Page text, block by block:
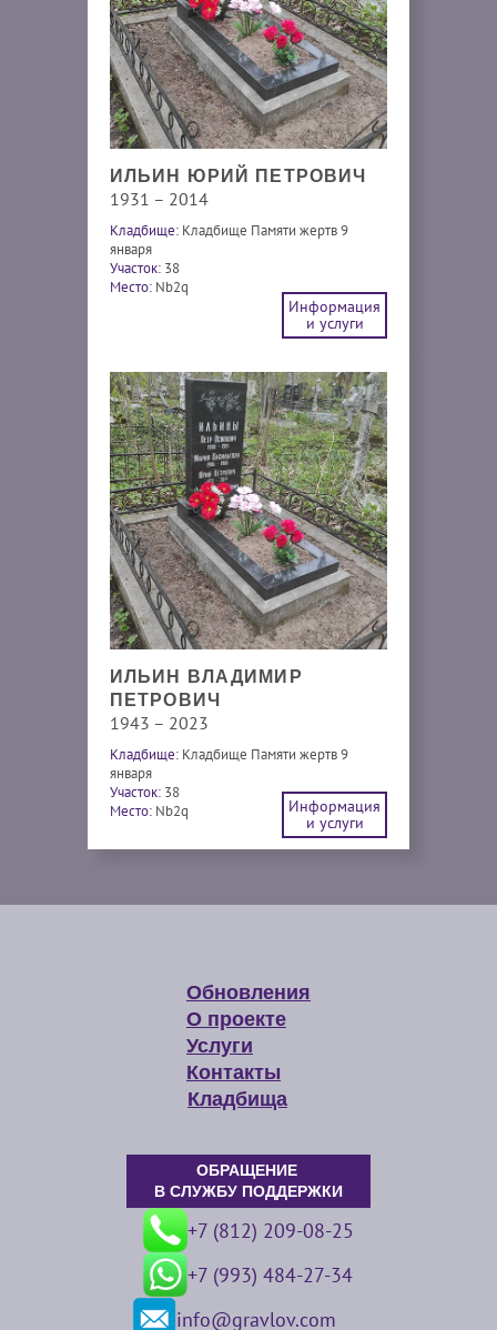
ИЛЬИН ЮРИЙ ПЕТРОВИЧ
1931 – 2014
Кладбище: Кладбище Памяти жертв 9
января
Участок: 38
Место: Nb2q
Информация
и услуги
ИЛЬИН ВЛАДИМИР
ПЕТРОВИЧ
1943 – 2023
Кладбище: Кладбище Памяти жертв 9
января
Участок: 38
Место: Nb2q
Информация
и услуги
Обновления
О проекте
Услуги
Контакты
Кладбища
ОБРАЩЕНИЕ
В СЛУЖБУ ПОДДЕРЖКИ
+7 (812) 209-08-25
+7 (993) 484-27-34
info@gravlov.com